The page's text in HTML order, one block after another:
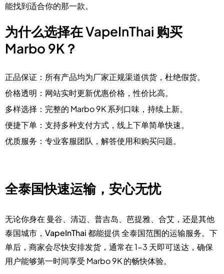
能找到适合你的那一款。
为什么选择在 VapeInThai 购买
Marbo 9K？
正品保证 ：所有产品均为厂家正规渠道供货，杜绝假货。
价格透明 ：网站实时更新优惠价格，性价比高。
多样选择 ：完整的 Marbo 9K 系列口味，持续上新。
便捷下单 ：支持多种支付方式，线上下单简单快速。
优质服务 ：专业客服团队，解答使用和购买问题。
全泰国快速运输，安心无忧
无论你身在 曼谷、清迈、普吉岛、芭提雅、合艾 ，还是其他
泰国城市， VapeInThai都能提供全泰国范围的运输服务。下
单后，商家会尽快安排发货，通常在 1-3 天即可送达，确保
用户能够第一时间享受 Marbo 9K 的畅快体验。